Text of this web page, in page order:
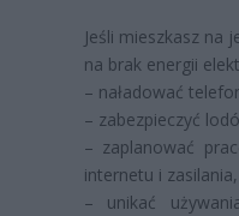
Jeśli mieszkasz na
na brak energii
– naładować
– zabezpieczyć
– zaplanować
internetu i zasilania,
– unikać